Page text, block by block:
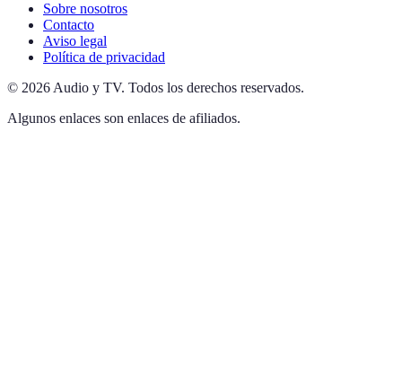
Sobre nosotros
Contacto
Aviso legal
Política de privacidad
© 2026 Audio y TV. Todos los derechos reservados.
Algunos enlaces son enlaces de afiliados.